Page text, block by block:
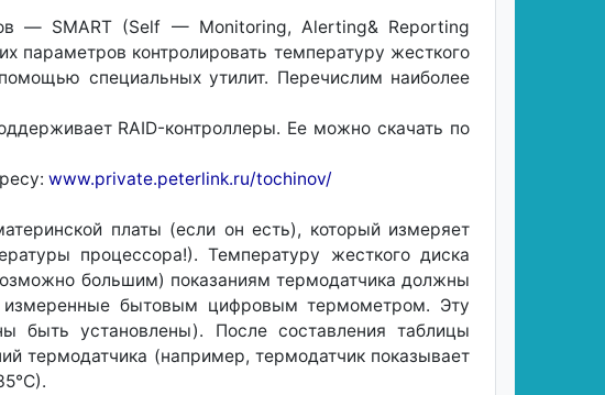
— SMART (Self — Monitoring, Alerting& Reporting
параметров контролировать температуру жесткого
специальных утилит. Перечислим наиболее
RAID-контроллеры. Ее можно скачать по
www.private.peterlink.ru/tochinov/
платы (если он есть), который измеряет
процессора!). Температуру жесткого диска
большим) показаниям термодатчика должны
измеренные бытовым цифровым термометром. Эту
установлены). После составления таблицы
термодатчика (например, термодатчик показывает